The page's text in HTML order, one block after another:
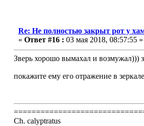
Re: Не полностью закрыт рот у
« Ответ #16 : 03 мая 2018, 08:57:55 »
Зверь хорошо вымахал и возмужал)))
покажите ему его отражение в
Ch. calyptratus